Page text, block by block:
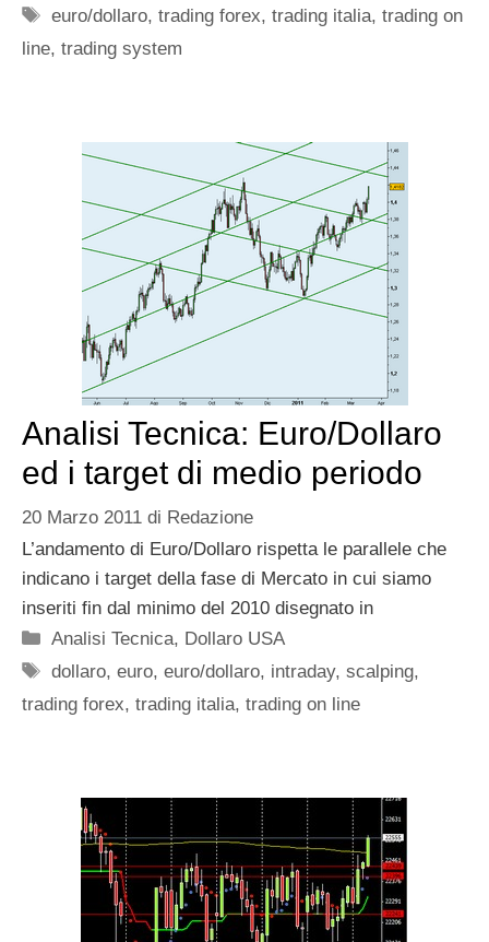
Tag
euro/dollaro,trading forex,trading italia,trading on
line, trading system
Analisi Tecnica: Euro/Dollaro
ed i target di medio periodo
20 Marzo 2011 di Redazione
L’andamento di Euro/Dollaro rispetta le parallele che
indicano i target della fase di Mercato in cui siamo
inseriti fin dal minimo del 2010 disegnato in
Categorie
Analisi Tecnica, Dollaro USA
Tag
dollaro,euro,euro/dollaro, intraday,scalping,
trading forex, trading italia, trading on line